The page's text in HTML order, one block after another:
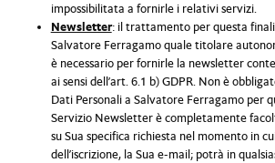
impossibilitata a fornirle i relativi servizi.
Newsletter: il trattamento per questa
Salvatore Ferragamo quale titolare
è necessario per fornirle la newsletter
ai sensi dell’art. 6.1 b) GDPR. Non è
Dati Personali a Salvatore Ferragamo per
Servizio Newsletter è completamente
su Sua specifica richiesta nel momento in
dell’iscrizione, la Sua e-mail; potrà in